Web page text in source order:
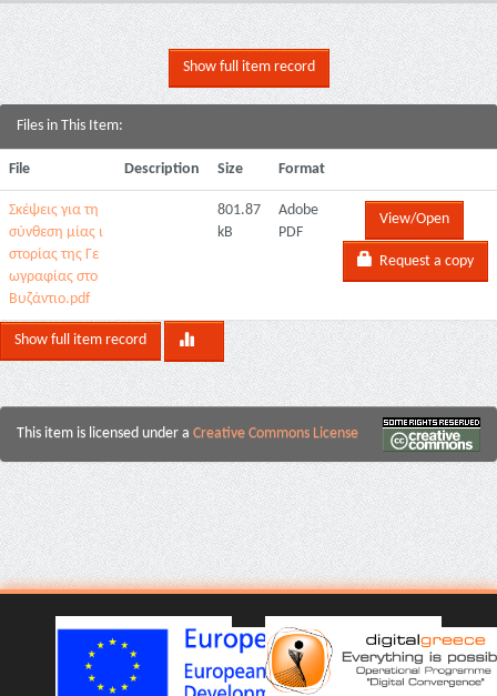
Show full item record
Files in This Item:
File Description Size Format
Σκέψεις για τη
σύνθεση μίας ι
στορίας της Γε
ωγραφίας στο
Βυζάντιο.pdf
801.87
kB
Adobe
PDF
View/Open
Request a copy
Show full item record
This item is licensed under a Creative Commons License